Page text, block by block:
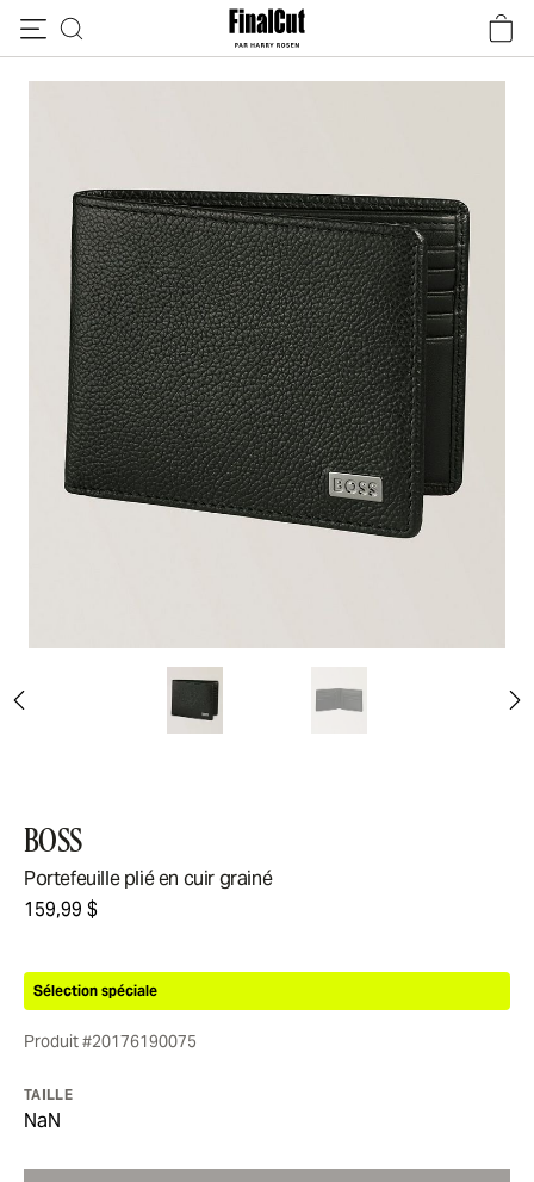
BOSS
Portefeuille plié en cuir grainé
159,99 $
Sélection spéciale
Produit #20176190075
TAILLE
NaN